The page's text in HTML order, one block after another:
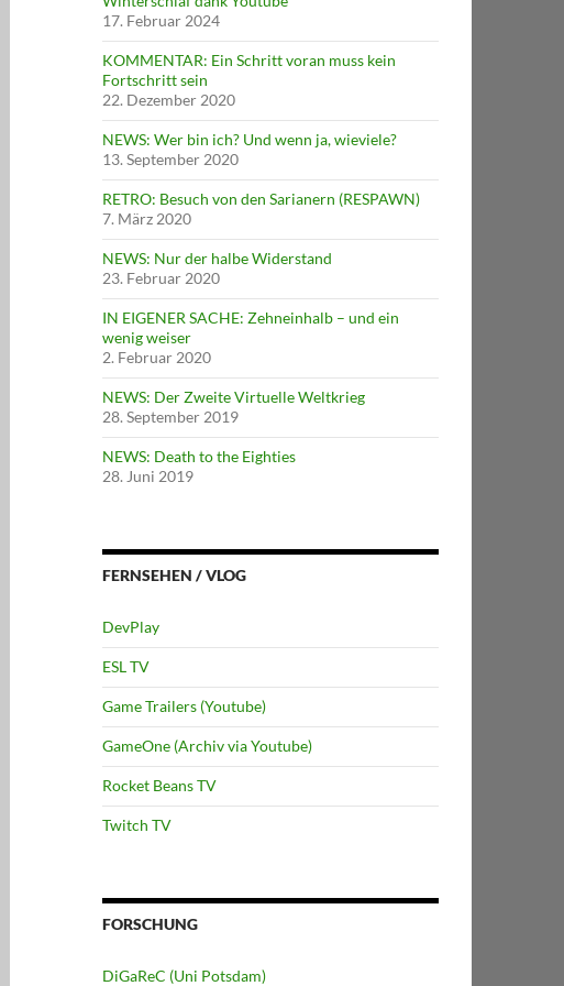
17. Februar 2024
KOMMENTAR: Ein Schritt voran muss kein
Fortschritt sein
22. Dezember 2020
NEWS: Wer bin ich? Und wenn ja, wieviele?
13. September 2020
RETRO: Besuch von den Sarianern (RESPAWN)
7. März 2020
NEWS: Nur der halbe Widerstand
23. Februar 2020
IN EIGENER SACHE: Zehneinhalb – und ein
wenig weiser
2. Februar 2020
NEWS: Der Zweite Virtuelle Weltkrieg
28. September 2019
NEWS: Death to the Eighties
28. Juni 2019
FERNSEHEN / VLOG
DevPlay
ESL TV
Game Trailers (Youtube)
GameOne (Archiv via Youtube)
Rocket Beans TV
Twitch TV
FORSCHUNG
DiGaReC (Uni Potsdam)